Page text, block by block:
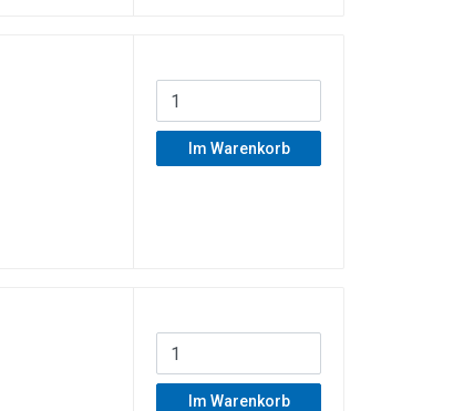
Im Warenkorb
Im Warenkorb